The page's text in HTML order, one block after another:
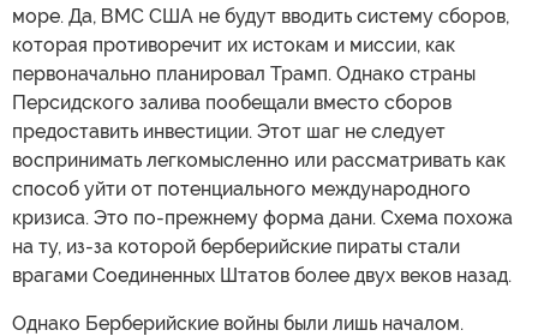
море. Да, ВМС США не будут вводить систему сборов,
которая противоречит их истокам и миссии, как
первоначально планировал Трамп. Однако страны
Персидского залива пообещали вместо сборов
предоставить инвестиции. Этот шаг не следует
воспринимать легкомысленно или рассматривать как
способ уйти от потенциального международного
кризиса. Это по-прежнему форма дани. Схема похожа
на ту, из-за которой берберийские пираты стали
врагами Соединенных Штатов более двух веков назад.
Однако Берберийские войны были лишь началом.